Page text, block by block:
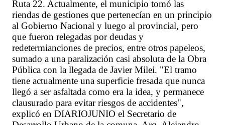
Ruta 22. Actualmente, el municipio tomó las
riendas de gestiones que pertenecían en un principio
al Gobierno Nacional y luego al provincial, pero
que fueron relegadas por deudas y
redetermianciones de precios, entre otros papeleos,
sumado a una paralización casi absoluta de la Obra
Pública con la llegada de Javier Milei. "El tramo
tiene actualmente una superficie fresada que nunca
llegó a ser asfaltada como era la idea, y permanece
clausurado para evitar riesgos de accidentes",
explicó en DIARIOJUNIO el Secretario de